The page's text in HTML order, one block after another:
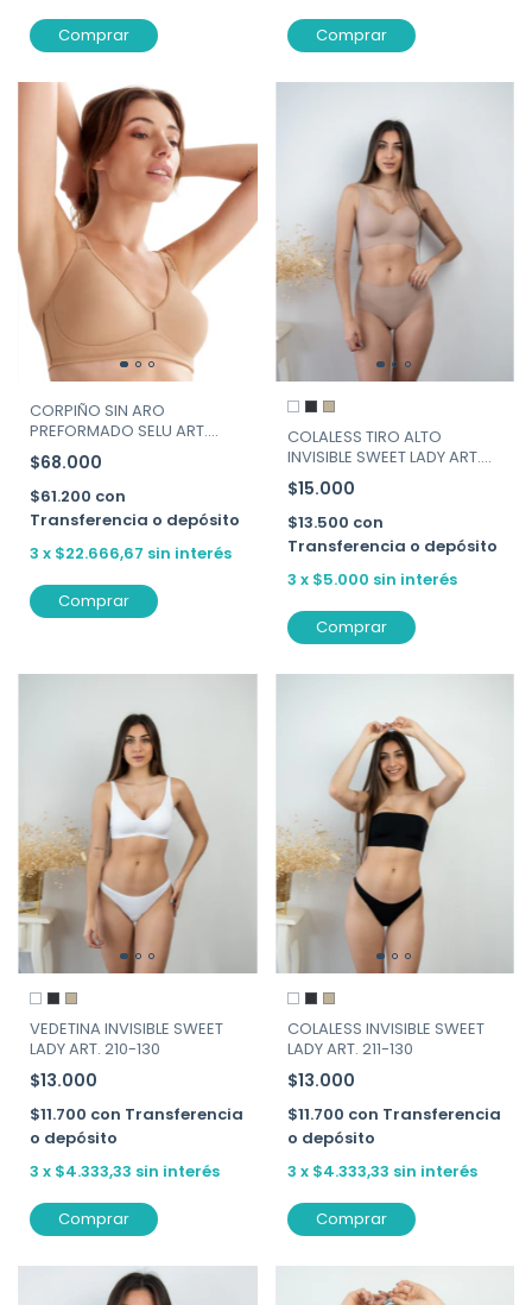
Comprar Comprar
CORPIÑO SIN ARO
PREFORMADO SELU ART.
8754
$68.000
$61.200 con
Transferencia o depósito
3 x $22.666,67 sin interés
Comprar
COLALESS TIRO ALTO
INVISIBLE SWEET LADY ART.
282-130
$15.000
$13.500 con
Transferencia o depósito
3 x $5.000 sin interés
Comprar
VEDETINA INVISIBLE SWEET
LADY ART. 210-130
$13.000
$11.700 con Transferencia
o depósito
3 x $4.333,33 sin interés
Comprar
COLALESS INVISIBLE SWEET
LADY ART. 211-130
$13.000
$11.700 con Transferencia
o depósito
3 x $4.333,33 sin interés
Comprar